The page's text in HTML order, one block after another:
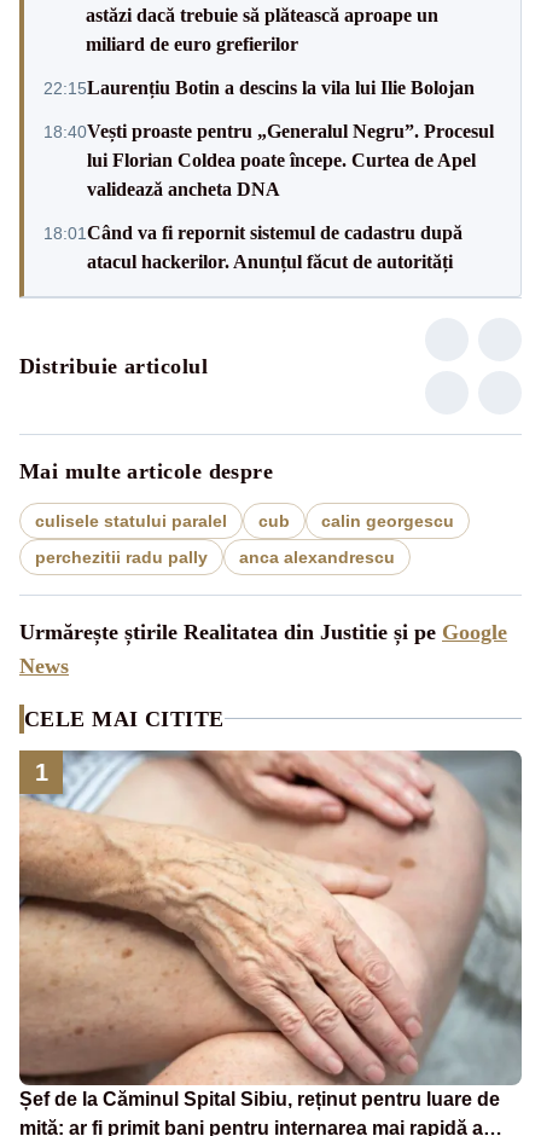
astăzi dacă trebuie să plătească aproape un
miliard de euro grefierilor
22:15Laurențiu Botin a descins la vila lui Ilie Bolojan
18:40Vești proaste pentru „Generalul Negru”. Procesul
lui Florian Coldea poate începe. Curtea de Apel
validează ancheta DNA
18:01Când va fi repornit sistemul de cadastru după
atacul hackerilor. Anunțul făcut de autorități
Distribuie articolul
Mai multe articole despre
culisele statului paralel cub
calin georgescu
perchezitii radu pally
anca alexandrescu
Urmărește știrile Realitatea din Justitie și pe Google
News
CELE MAI CITITE
1
Șef de la Căminul Spital Sibiu, reținut pentru luare de
mită: ar fi primit bani pentru internarea mai rapidă a